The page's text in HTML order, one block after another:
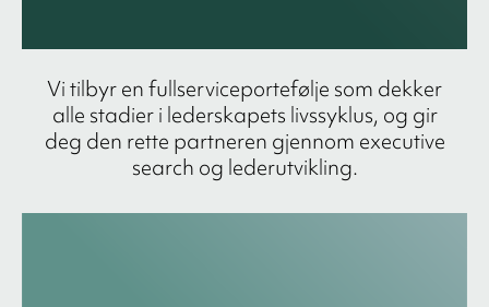
Vi tilbyr en fullserviceportefølje som dekker
alle stadier i lederskapets livssyklus, og gir
deg den rette partneren gjennom executive
search og lederutvikling.